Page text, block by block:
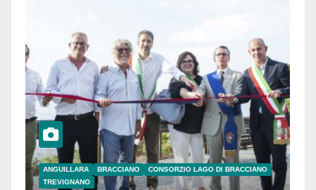
ANGUILLARA BRACCIANO
CONSORZIO LAGO DI BRACCIANO
TREVIGNANO